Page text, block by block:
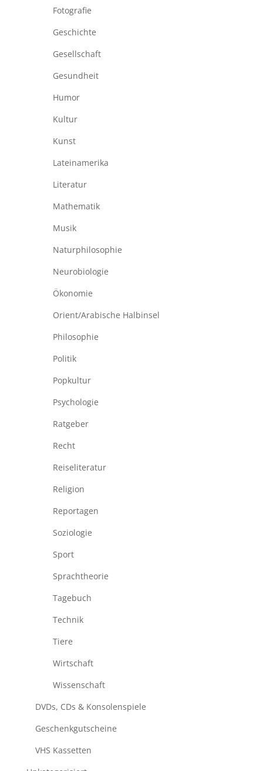
Fotografie
Geschichte
Gesellschaft
Gesundheit
Humor
Kultur
Kunst
Lateinamerika
Literatur
Mathematik
Musik
Naturphilosophie
Neurobiologie
Ökonomie
Orient/Arabische Halbinsel
Philosophie
Politik
Popkultur
Psychologie
Ratgeber
Recht
Reiseliteratur
Religion
Reportagen
Soziologie
Sport
Sprachtheorie
Tagebuch
Technik
Tiere
Wirtschaft
Wissenschaft
DVDs, CDs & Konsolenspiele
Geschenkgutscheine
VHS Kassetten